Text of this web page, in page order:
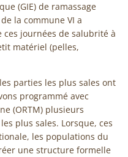
(GIE) de ramassage
la commune VI a
journées de salubrité à
matériel (pelles,
parties les plus sales ont
programmé avec
(ORTM) plusieurs
plus sales. Lorsque, ces
les populations du
une structure formelle